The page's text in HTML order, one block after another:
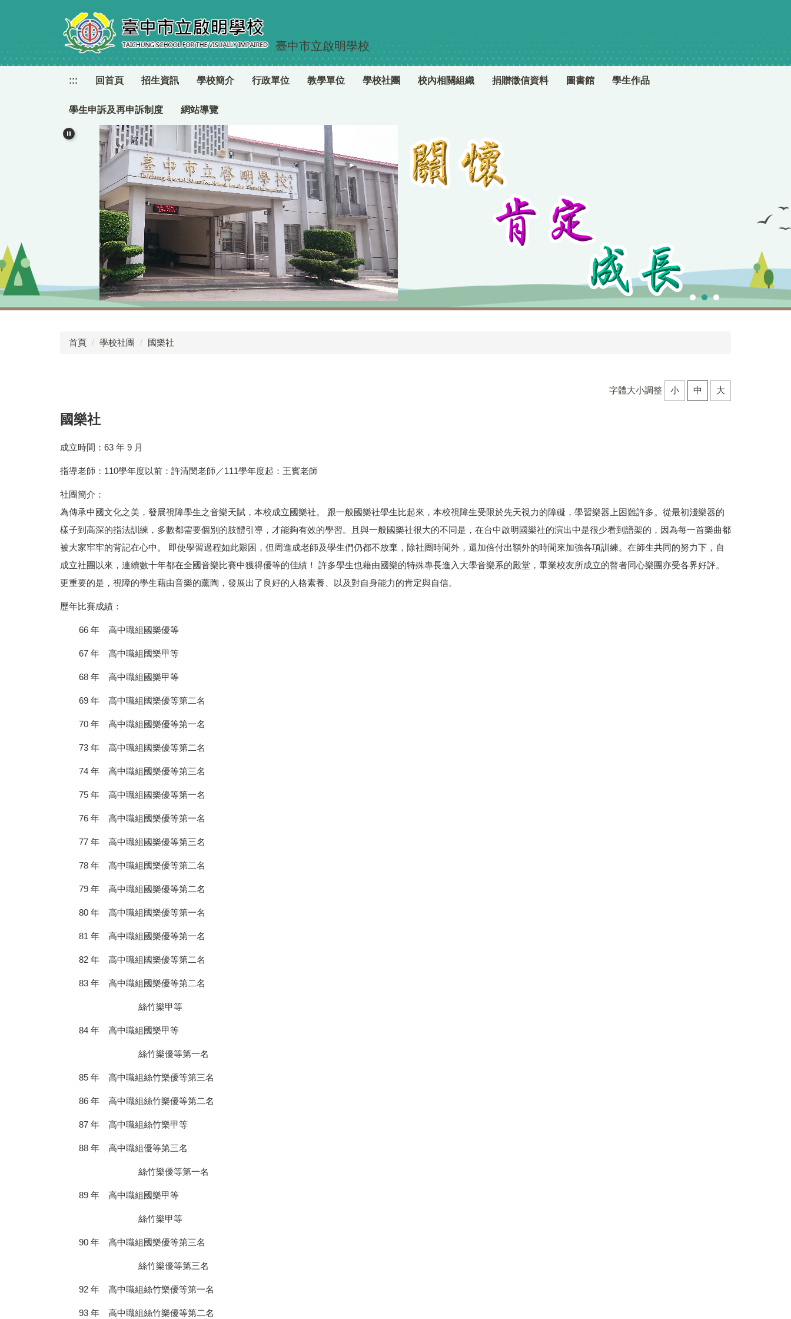
要
內
臺中市立啟明學校
::: 回首頁 招生資訊 學校簡介 行政單位 教學單位 學校社團 校內相關組織 捐贈徵信資料 圖書館 學生作品
學生申訴及再申訴制度 網站導覽
首頁 學校社團 國樂社
字體大小調整 小 中 大
國樂社
成立時間：63 年 9 月
指導老師：110學年度以前：許清閔老師／111學年度起：王賓老師
社團簡介：
為傳承中國文化之美，發展視障學生之音樂天賦，本校成立國樂社。 跟一般國樂社學生比起來，本校視障生受限於先天視力的障礙，學習樂器上困難許多。從最初淺樂器的
樣子到高深的指法訓練，多數都需要個別的肢體引導，才能夠有效的學習。且與一般國樂社很大的不同是，在台中啟明國樂社的演出中是很少看到譜架的，因為每一首樂曲都
被大家牢牢的背記在心中。 即使學習過程如此艱困，但周進成老師及學生們仍都不放棄，除社團時間外，還加倍付出額外的時間來加強各項訓練。在師生共同的努力下，自
成立社團以來，連續數十年都在全國音樂比賽中獲得優等的佳績！ 許多學生也藉由國樂的特殊專長進入大學音樂系的殿堂，畢業校友所成立的瞽者同心樂團亦受各界好評。
更重要的是，視障的學生藉由音樂的薰陶，發展出了良好的人格素養、以及對自身能力的肯定與自信。
歷年比賽成績：
66 年 高中職組國樂優等
67 年 高中職組國樂甲等
68 年 高中職組國樂甲等
69 年 高中職組國樂優等第二名
70 年 高中職組國樂優等第一名
73 年 高中職組國樂優等第二名
74 年 高中職組國樂優等第三名
75 年 高中職組國樂優等第一名
76 年 高中職組國樂優等第一名
77 年 高中職組國樂優等第三名
78 年 高中職組國樂優等第二名
79 年 高中職組國樂優等第二名
80 年 高中職組國樂優等第一名
81 年 高中職組國樂優等第一名
82 年 高中職組國樂優等第二名
83 年 高中職組國樂優等第二名
絲竹樂甲等
84 年 高中職組國樂甲等
絲竹樂優等第一名
85 年 高中職組絲竹樂優等第三名
86 年 高中職組絲竹樂優等第二名
87 年 高中職組絲竹樂甲等
88 年 高中職組優等第三名
絲竹樂優等第一名
89 年 高中職組國樂甲等
絲竹樂甲等
90 年 高中職組國樂優等第三名
絲竹樂優等第三名
92 年 高中職組絲竹樂優等第一名
93 年 高中職組絲竹樂優等第二名